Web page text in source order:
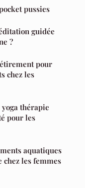
pussies
guidée
?
pour
chez les
thérapie
pour les
aquatiques
les femmes